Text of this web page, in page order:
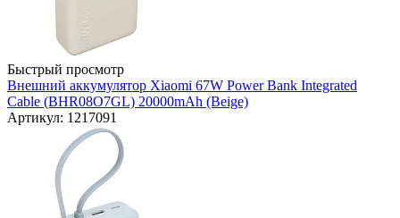
Быстрый просмотр
Внешний аккумулятор Xiaomi 67W Power Bank Integrated
Cable (BHR08O7GL) 20000mAh (Beige)
Артикул: 1217091